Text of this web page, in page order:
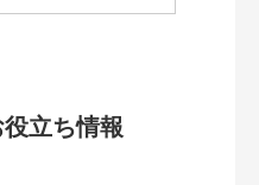
立ち情報